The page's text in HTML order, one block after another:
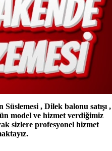
, Dilek balonu satışı ,
model ve hizmet verdiğimiz
sizlere profesyonel hizmet